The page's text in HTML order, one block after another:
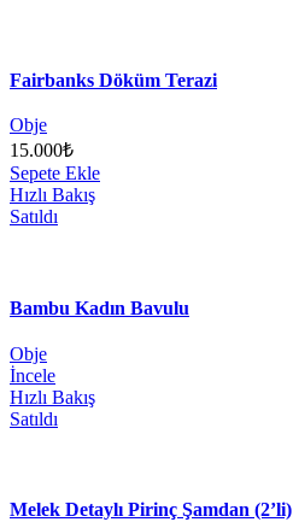
Fairbanks Döküm Terazi
Obje
15.000₺
Sepete Ekle
Hızlı Bakış
Satıldı
Bambu Kadın Bavulu
Obje
İncele
Hızlı Bakış
Satıldı
Melek Detaylı Pirinç Şamdan (2’li)